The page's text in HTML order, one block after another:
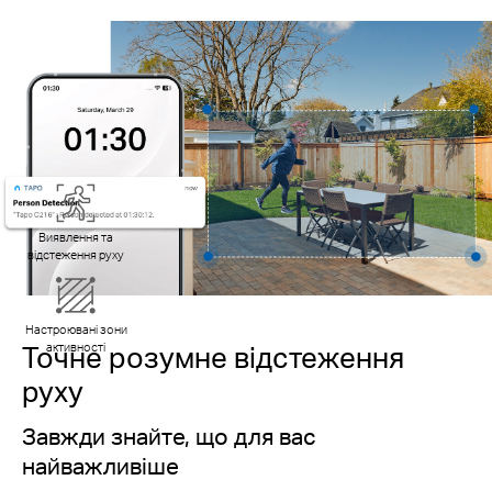
Виявлення та
відстеження руху
Настроювані зони
активності
Точне розумне відстеження
руху
Завжди знайте, що для вас
найважливіше